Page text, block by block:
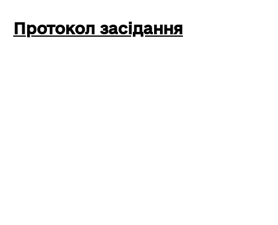
Протокол засідання